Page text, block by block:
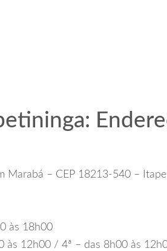
Marabá – CEP 18213-540 –
às 18h00
às 12h00 / 4ª – das 8h00 às